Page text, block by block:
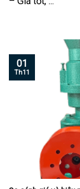
01
Th11